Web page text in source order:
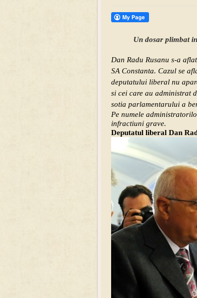
Un dosar plimbat
Dan Radu Rusanu s-a
SA Constanta. Cazul se
deputatului liberal nu
si cei care au administrat
sotia parlamentarului a
Pe numele
infractiuni grave.
Deputatul liberal Dan